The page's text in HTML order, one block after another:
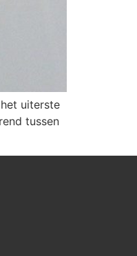
uiterste
tussen